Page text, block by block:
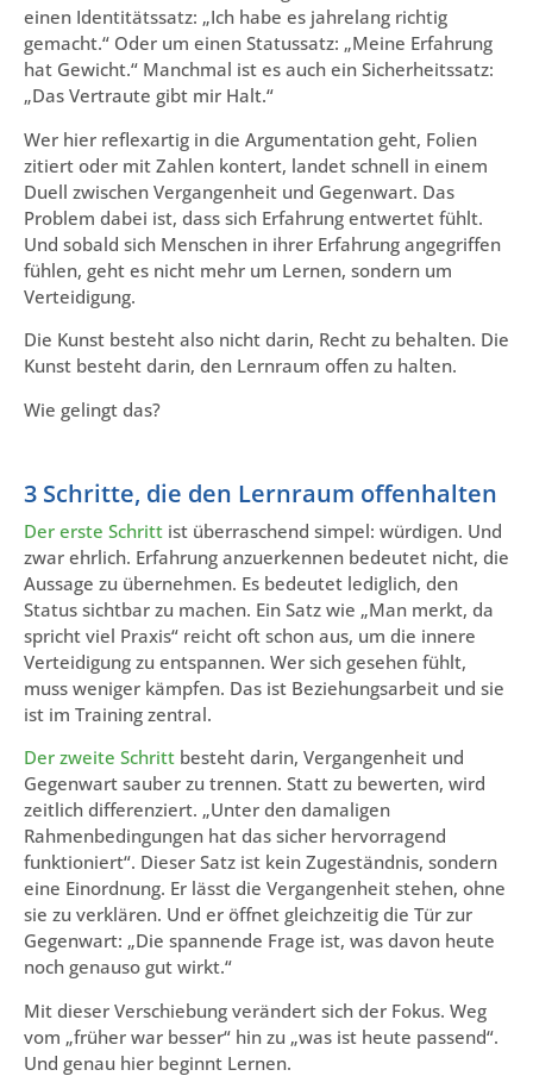
einen Identitätssatz: „Ich habe es jahrelang richtig
gemacht.“ Oder um einen Statussatz: „Meine Erfahrung
hat Gewicht.“ Manchmal ist es auch ein Sicherheitssatz:
„Das Vertraute gibt mir Halt.“
Wer hier reflexartig in die Argumentation geht, Folien
zitiert oder mit Zahlen kontert, landet schnell in einem
Duell zwischen Vergangenheit und Gegenwart. Das
Problem dabei ist, dass sich Erfahrung entwertet fühlt.
Und sobald sich Menschen in ihrer Erfahrung angegriffen
fühlen, geht es nicht mehr um Lernen, sondern um
Verteidigung.
Die Kunst besteht also nicht darin, Recht zu behalten. Die
Kunst besteht darin, den Lernraum offen zu halten.
Wie gelingt das?
3 Schritte, die den Lernraum offenhalten
Der erste Schritt ist überraschend simpel: würdigen. Und
zwar ehrlich. Erfahrung anzuerkennen bedeutet nicht, die
Aussage zu übernehmen. Es bedeutet lediglich, den
Status sichtbar zu machen. Ein Satz wie „Man merkt, da
spricht viel Praxis“ reicht oft schon aus, um die innere
Verteidigung zu entspannen. Wer sich gesehen fühlt,
muss weniger kämpfen. Das ist Beziehungsarbeit und sie
ist im Training zentral.
Der zweite Schritt besteht darin, Vergangenheit und
Gegenwart sauber zu trennen. Statt zu bewerten, wird
zeitlich differenziert. „Unter den damaligen
Rahmenbedingungen hat das sicher hervorragend
funktioniert“. Dieser Satz ist kein Zugeständnis, sondern
eine Einordnung. Er lässt die Vergangenheit stehen, ohne
sie zu verklären. Und er öffnet gleichzeitig die Tür zur
Gegenwart: „Die spannende Frage ist, was davon heute
noch genauso gut wirkt.“
Mit dieser Verschiebung verändert sich der Fokus. Weg
vom „früher war besser“ hin zu „was ist heute passend“.
Und genau hier beginnt Lernen.